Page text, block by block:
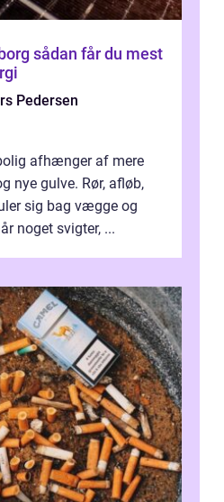
mest
Pedersen
afhænger af mere
nye gulve. Rør, afløb,
sig bag vægge og
noget svigter, ...